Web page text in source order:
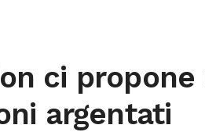
ci propone
argentati